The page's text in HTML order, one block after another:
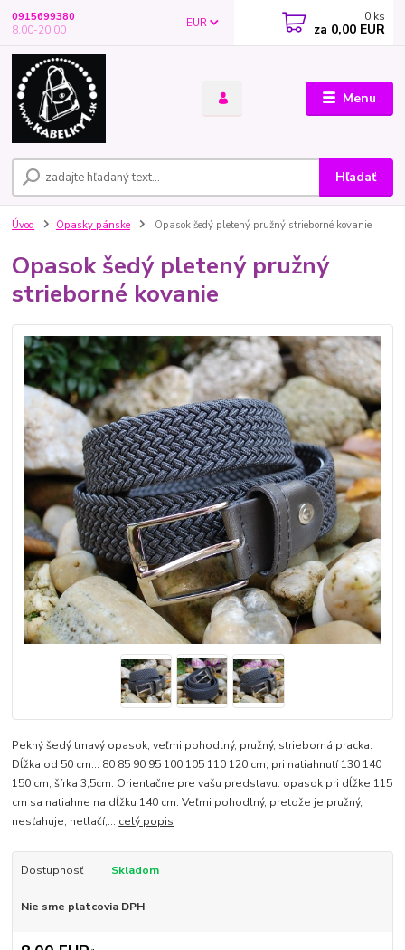
Menu
EUR
Hľadať
0915699380
8.00-20.00
0 ks
za 0,00 EUR
Úvod Opasky pánske Opasok šedý pletený pružný strieborné kovanie
Opasok šedý pletený pružný
strieborné kovanie
Pekný šedý tmavý opasok, veľmi pohodlný, pružný, strieborná pracka.
Dĺžka od 50 cm... 80 85 90 95 100 105 110 120 cm, pri natiahnutí 130 140
150 cm, šírka 3,5cm. Orientačne pre vašu predstavu: opasok pri dĺžke 115
cm sa natiahne na dĺžku 140 cm. Veľmi pohodlný, pretože je pružný,
nesťahuje, netlačí,... celý popis
Dostupnosť Skladom
Nie sme platcovia DPH